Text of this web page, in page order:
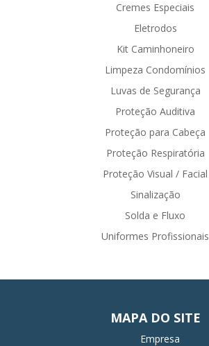
Cremes Especiais
Eletrodos
Kit Caminhoneiro
Limpeza Condomínios
Luvas de Segurança
Proteção Auditiva
Proteção para Cabeça
Proteção Respiratória
Proteção Visual / Facial
Sinalização
Solda e Fluxo
Uniformes Profissionais
MAPA DO SITE
Empresa